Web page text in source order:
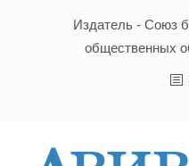
Издатель - Союз
общественных